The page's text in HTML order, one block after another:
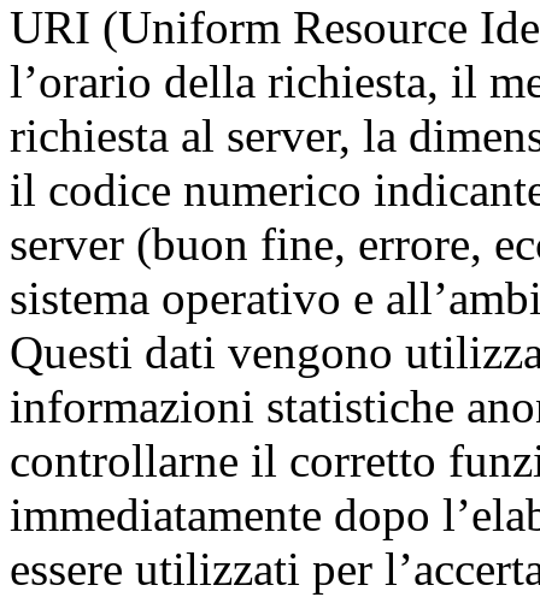
URI (Uniform Resource
l’orario della richiesta, il
richiesta al server, la
il codice numerico
server (buon fine, errore,
sistema operativo e
Questi dati vengono
informazioni statistiche
controllarne il corretto
immediatamente dopo
essere utilizzati per